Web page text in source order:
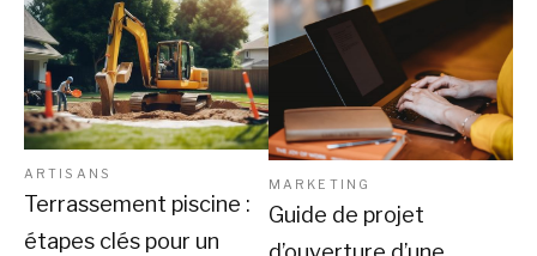
ARTISANS
Terrassement piscine :
étapes clés pour un
MARKETING
Guide de projet